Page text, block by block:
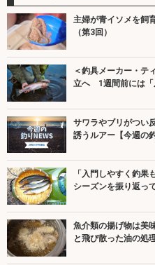
主婦が青イソメを飼
（第3回）
＜釣具メーカー・テ
立へ 1週間前には「
サワラやブリがつい
誘うルアー【今週の
「入門しやすく釣果
シーズンを振り返っ
魚介類の揚げ物は美
と飛び散った油の処